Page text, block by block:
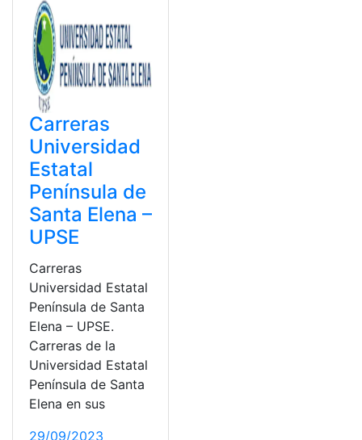
Carreras
Universidad
Estatal
Península de
Santa Elena –
UPSE
Carreras
Universidad Estatal
Península de Santa
Elena – UPSE.
Carreras de la
Universidad Estatal
Península de Santa
Elena en sus
29/09/2023